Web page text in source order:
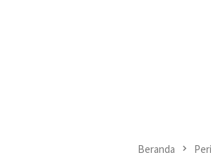
Beranda